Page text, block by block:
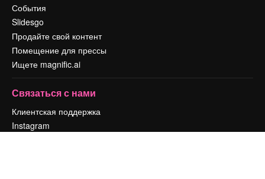
События
Slidesgo
Продайте свой контент
Помещение для прессы
Ищете magnific.ai
Связаться с нами
Клиентская поддержка
Instagram